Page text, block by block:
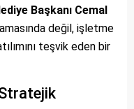
Başkanı Cemal
değil, işletme
teşvik eden bir